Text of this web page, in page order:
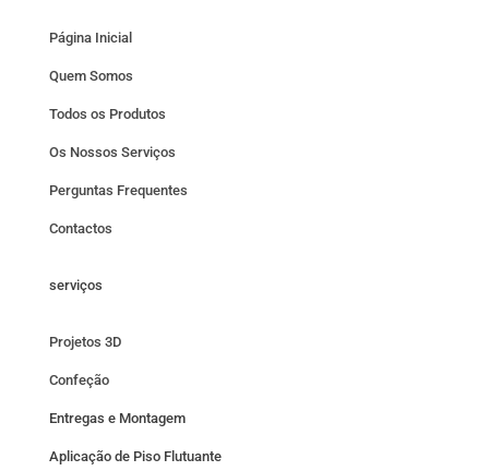
Página Inicial
Quem Somos
Todos os Produtos
Os Nossos Serviços
Perguntas Frequentes
Contactos
serviços
Projetos 3D
Confeção
Entregas e Montagem
Aplicação de Piso Flutuante